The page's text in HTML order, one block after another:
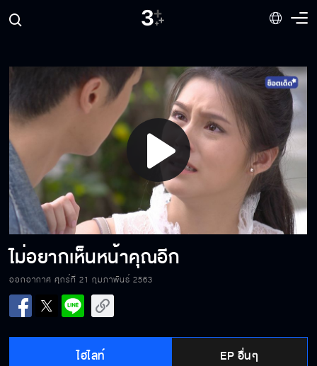
Play
Video
ไม่อยากเห็นหน้าคุณอีก
ออกอากาศ ศุกร์ที่ 21 กุมภาพันธ์ 2563
ไฮไลท์ EP อื่นๆ
อย่าคิดว่าฉันยังรักเธออยู่นะ
ไม่อยากฝังคนในครอบครัว
ไม่ชินกับการแพ้